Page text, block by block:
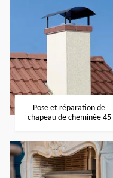
Pose et réparation de
chapeau de cheminée 45